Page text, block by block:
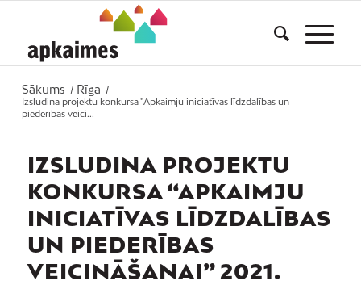
Sākums / Rīga
/
Izsludina projektu konkursa “Apkaimju iniciatīvas līdzdalības un
piederības veici...
IZSLUDINA PROJEKTU
KONKURSA “APKAIMJU
INICIATĪVAS LĪDZDALĪBAS
UN PIEDERĪBAS
VEICINĀŠANAI” 2021.